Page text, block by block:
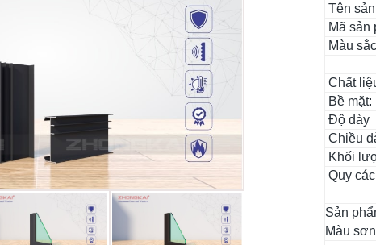
Tên
Mã sản
Màu sắc
Chất
Bề mặt:
Độ dày
Chiều
Khối
Quy
Sản
Màu sơn